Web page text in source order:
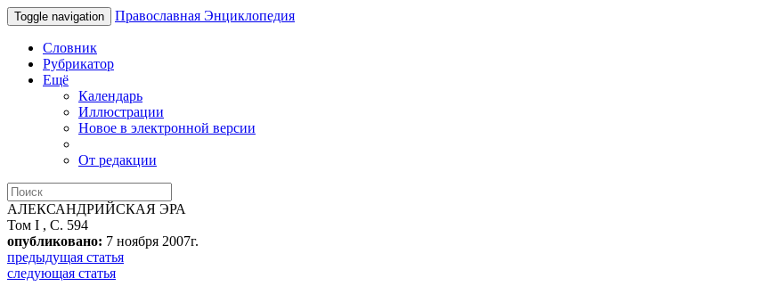
Toggle navigation Православная Энциклопедия
Словник
Рубрикатор
Ещё
Календарь
Иллюстрации
Новое в электронной версии
От редакции
АЛЕКСАНДРИЙСКАЯ ЭРА
Том I , С. 594
опубликовано: 7 ноября 2007г.
предыдущая статья
следующая статья